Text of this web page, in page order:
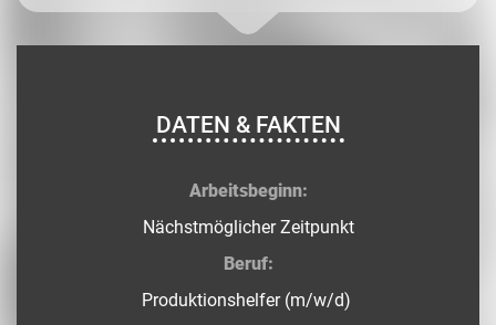
DATEN & FAKTEN
Arbeitsbeginn:
Nächstmöglicher Zeitpunkt
Beruf:
Produktionshelfer (m/w/d)